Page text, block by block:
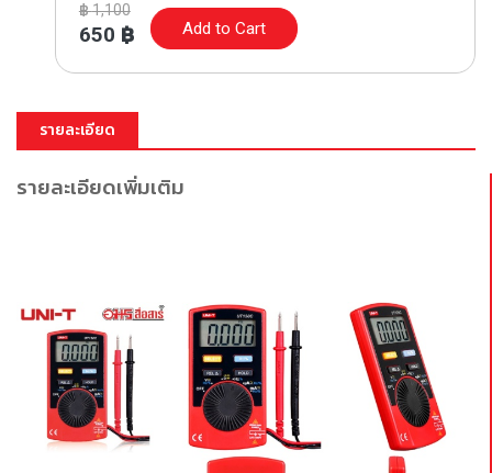
฿1,100
650 ฿ Add to Cart
รายละเอียด
รายละเอียดเพิ่มเติม